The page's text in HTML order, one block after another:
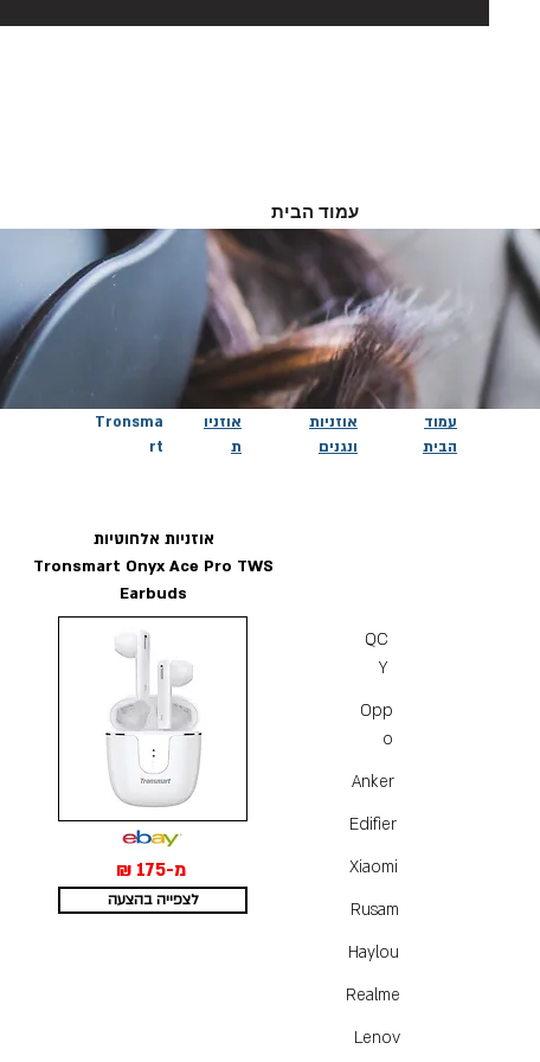
עמוד הבית
Tronsma
rt
אוזניו
ת
אוזניות
ונגנים
עמוד
הבית
אוזניות אלחוטיות
Tronsmart Onyx Ace Pro TWS
Earbuds
מ-175 ₪
לצפייה בהצעה
QC
Y
Opp
o
Anker
Edifier
Xiaomi
Rusam
Haylou
Realme
Lenov